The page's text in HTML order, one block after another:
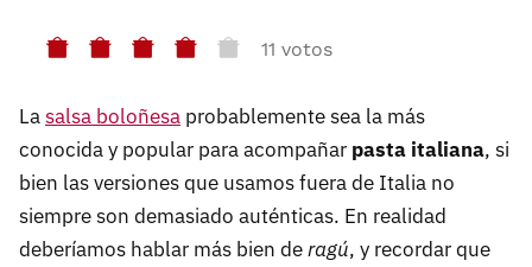
11 votos
Lasalsa boloñesa probablemente sea la más
conocida y popular para acompañar pasta italiana, si
bien las versiones que usamos fuera de Italia no
siempre son demasiado auténticas. En realidad
deberíamos hablar más bien deragú, y recordar que